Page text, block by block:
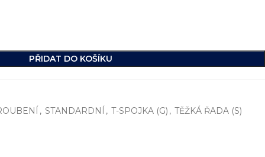
PŘIDAT DO KOŠÍKU
, STANDARDNÍ , T-SPOJKA (G) , TĚŽKÁ ŘADA (S)